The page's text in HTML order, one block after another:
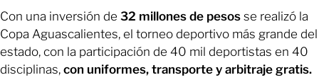
Con una inversión de 32 millones de pesos se realizó la
Copa Aguascalientes, el torneo deportivo más grande del
estado, con la participación de 40 mil deportistas en 40
disciplinas, con uniformes, transporte y arbitraje gratis.